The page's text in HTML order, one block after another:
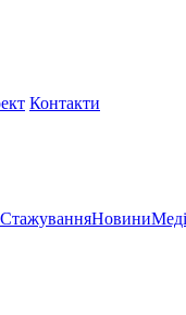
Контакти
СтажуванняНовини